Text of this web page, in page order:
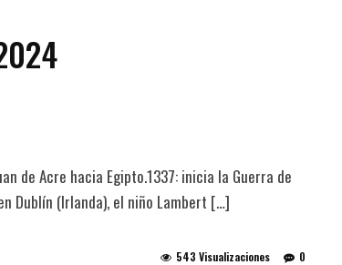
de Acre hacia Egipto.1337: inicia la Guerra de
Dublín (Irlanda), el niño Lambert […]
0
543 Visualizaciones